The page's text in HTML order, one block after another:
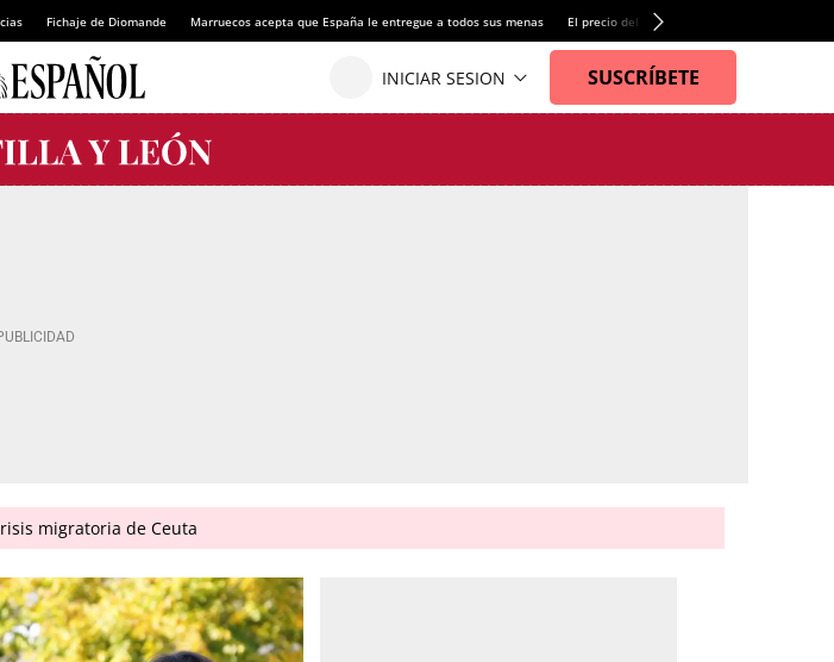
Fichaje de Diomande Marruecos acepta que España le entregue a todos sus menas El precio del alquiler de vivienda baja por
migratoria de Ceuta